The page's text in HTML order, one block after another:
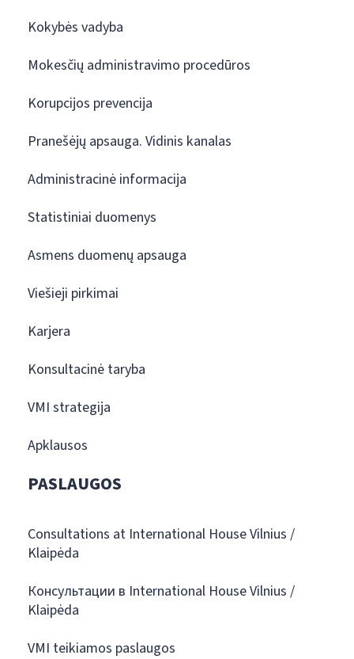
Kokybės vadyba
Mokesčių administravimo procedūros
Korupcijos prevencija
Pranešėjų apsauga. Vidinis kanalas
Administracinė informacija
Statistiniai duomenys
Asmens duomenų apsauga
Viešieji pirkimai
Karjera
Konsultacinė taryba
VMI strategija
Apklausos
PASLAUGOS
Consultations at International House Vilnius /
Klaipėda
Консультации в International House Vilnius /
Klaipėda
VMI teikiamos paslaugos